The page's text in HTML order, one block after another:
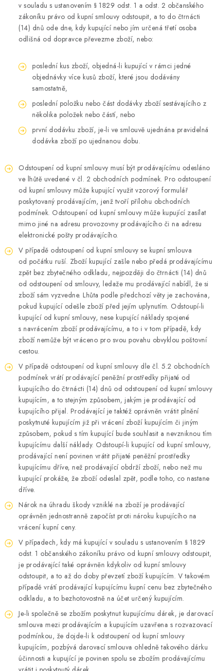
v souladu s ustanovením § 1829 odst. 1 a odst. 2 občanského
zákoníku právo od kupní smlouvy odstoupit, a to do čtrnácti
(14) dnů ode dne, kdy kupující nebo jím určená třetí osoba
odlišná od dopravce převezme zboží, nebo:
poslední kus zboží, objedná-li kupující v rámci jedné
objednávky více kusů zboží, které jsou dodávány
samostatně,
poslední položku nebo část dodávky zboží sestávajícího z
několika položek nebo částí, nebo
první dodávku zboží, je-li ve smlouvě ujednána pravidelná
dodávka zboží po ujednanou dobu.
Odstoupení od kupní smlouvy musí být prodávajícímu odesláno
ve lhůtě uvedené v čl. 2 obchodních podmínek. Pro odstoupení
od kupní smlouvy může kupující využit vzorový formulář
poskytovaný prodávajícím, jenž tvoří přílohu obchodních
podmínek. Odstoupení od kupní smlouvy může kupující zasílat
mimo jiné na adresu provozovny prodávajícího či na adresu
elektronické pošty prodávajícího.
V případě odstoupení od kupní smlouvy se kupní smlouva
od počátku ruší. Zboží kupující zašle nebo předá prodávajícímu
zpět bez zbytečného odkladu, nejpozději do čtrnácti (14) dnů
od odstoupení od smlouvy, ledaže mu prodávající nabídl, že si
zboží sám vyzvedne. Lhůta podle předchozí věty je zachována,
pokud kupující odešle zboží před jejím uplynutím. Odstoupí-li
kupující od kupní smlouvy, nese kupující náklady spojené
s navrácením zboží prodávajícímu, a to i v tom případě, kdy
zboží nemůže být vráceno pro svou povahu obvyklou poštovní
cestou.
V případě odstoupení od kupní smlouvy dle čl. 5.2 obchodních
podmínek vrátí prodávající peněžní prostředky přijaté od
kupujícího do čtrnácti (14) dnů od odstoupení od kupní smlouvy
kupujícím, a to stejným způsobem, jakým je prodávající od
kupujícího přijal. Prodávající je taktéž oprávněn vrátit plnění
poskytnuté kupujícím již při vrácení zboží kupujícím či jiným
způsobem, pokud s tím kupující bude souhlasit a nevzniknou tím
kupujícímu další náklady. Odstoupí-li kupující od kupní smlouvy,
prodávající není povinen vrátit přijaté peněžní prostředky
kupujícímu dříve, než prodávající obdrží zboží, nebo než mu
kupující prokáže, že zboží odeslal zpět, podle toho, co nastane
dříve.
Nárok na úhradu škody vzniklé na zboží je prodávající
oprávněn jednostranně započíst proti nároku kupujícího na
vrácení kupní ceny.
V případech, kdy má kupující v souladu s ustanovením § 1829
odst. 1 občanského zákoníku právo od kupní smlouvy odstoupit,
je prodávající také oprávněn kdykoliv od kupní smlouvy
odstoupit, a to až do doby převzetí zboží kupujícím. V takovém
případě vrátí prodávající kupujícímu kupní cenu bez zbytečného
odkladu, a to bezhotovostně na účet určený kupujícím.
Je-li společně se zbožím poskytnut kupujícímu dárek, je darovací
smlouva mezi prodávajícím a kupujícím uzavřena s rozvazovací
podmínkou, že dojde-li k odstoupení od kupní smlouvy
kupujícím, pozbývá darovací smlouva ohledně takového dárku
účinnosti a kupující je povinen spolu se zbožím prodávajícímu